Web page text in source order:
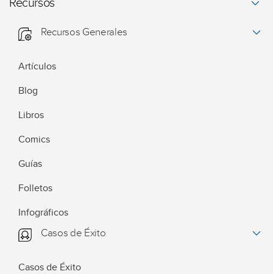
Recursos Generales
Artículos
Blog
Libros
Comics
Guías
Folletos
Infográficos
Casos de Éxito
Casos de Éxito